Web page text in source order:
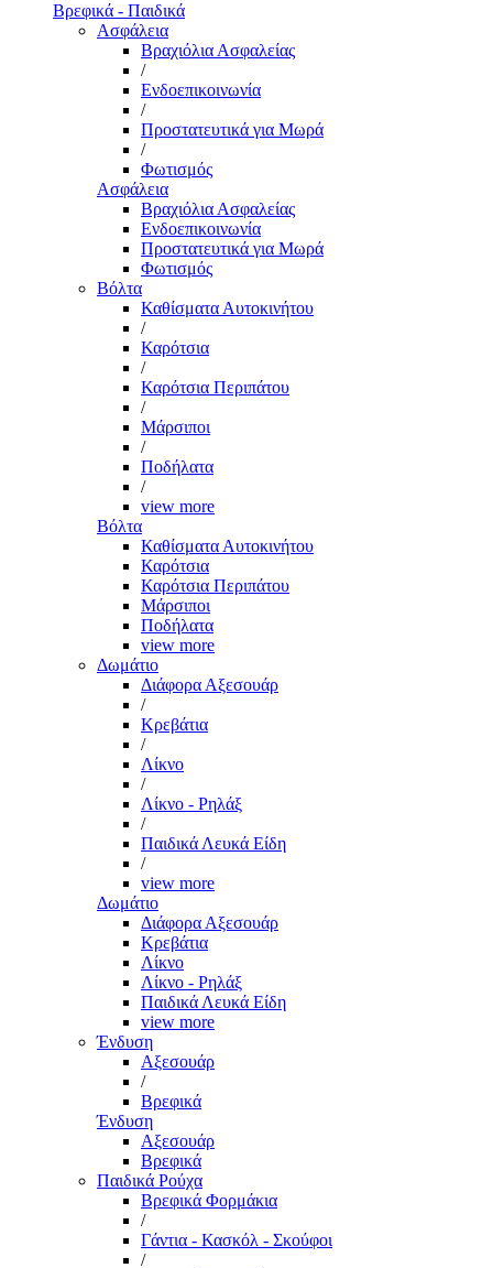
Βρεφικά - Παιδικά
Ασφάλεια
Βραχιόλια Ασφαλείας
/
Ενδοεπικοινωνία
/
Προστατευτικά για Μωρά
/
Φωτισμός
Ασφάλεια
Βραχιόλια Ασφαλείας
Ενδοεπικοινωνία
Προστατευτικά για Μωρά
Φωτισμός
Βόλτα
Καθίσματα Αυτοκινήτου
/
Καρότσια
/
Καρότσια Περιπάτου
/
Μάρσιποι
/
Ποδήλατα
/
view more
Βόλτα
Καθίσματα Αυτοκινήτου
Καρότσια
Καρότσια Περιπάτου
Μάρσιποι
Ποδήλατα
view more
Δωμάτιο
Διάφορα Αξεσουάρ
/
Κρεβάτια
/
Λίκνο
/
Λίκνο - Ρηλάξ
/
Παιδικά Λευκά Είδη
/
view more
Δωμάτιο
Διάφορα Αξεσουάρ
Κρεβάτια
Λίκνο
Λίκνο - Ρηλάξ
Παιδικά Λευκά Είδη
view more
Ένδυση
Αξεσουάρ
/
Βρεφικά
Ένδυση
Αξεσουάρ
Βρεφικά
Παιδικά Ρούχα
Βρεφικά Φορμάκια
/
Γάντια - Κασκόλ - Σκούφοι
/